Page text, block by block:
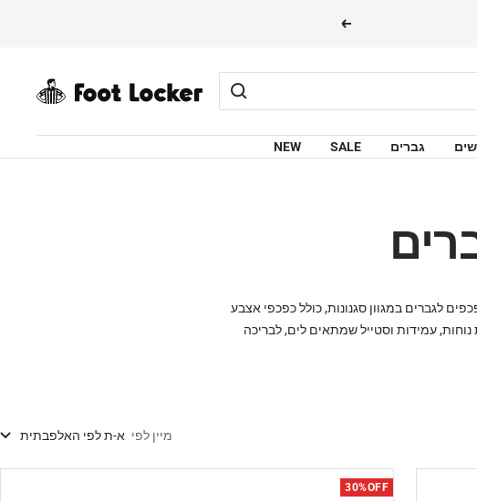
הבא
FOOTLOCKER
NEW SALE גברים
לגברים במגוון סגנונות, כולל כפכפי אצבע
עמידות וסטייל שמתאים לים, לבריכה
מיין לפי א-ת לפי האלפבתית
30%OFF